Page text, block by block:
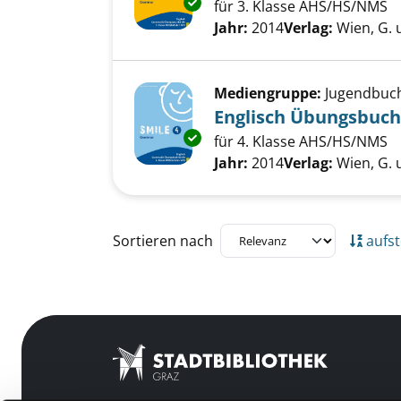
für 3. Klasse AHS/HS/NMS
Suche nach diesem
Jahr: 2014Verlag: Wien, G.
Exemplar-Details von Englisch
Mediengruppe:
Englisch Übungsbuch
für 4. Klasse AHS/HS/NMS
Suche nach diesem
Jahr: 2014Verlag: Wien, G.
Zu den Suchfiltern springen
Sortieren nach